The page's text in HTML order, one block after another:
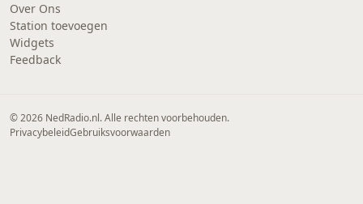
Over Ons
Station toevoegen
Widgets
Feedback
© 2026 NedRadio.nl. Alle rechten voorbehouden.
PrivacybeleidGebruiksvoorwaarden